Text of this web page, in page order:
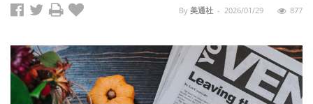
n
By 美通社 - 2026/01/29 877